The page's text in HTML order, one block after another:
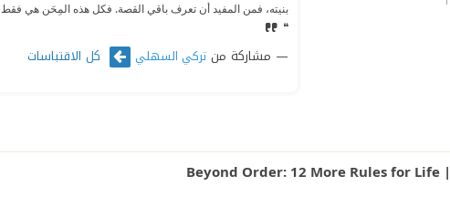
بنيته، فمن المفيد أن تعرف باقي القصة. فكل هذه المِحَن هي فقط
❝
مشاركة منتركي السهلي كل الاقتباسات